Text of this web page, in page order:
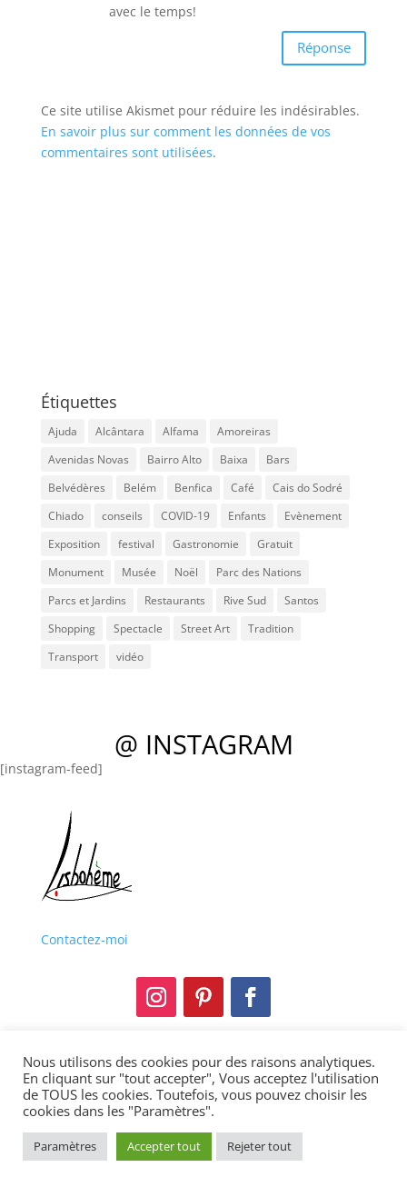
avec le temps!
Réponse
Ce site utilise Akismet pour réduire les indésirables.
En savoir plus sur comment les données de vos
commentaires sont utilisées.
Étiquettes
Ajuda Alcântara Alfama
Amoreiras
Avenidas Novas
Bairro Alto Baixa
Bars
Belvédères
Belém Benfica Café
Cais do Sodré
Chiado
conseils COVID-19 Enfants
Evènement
Exposition
festival Gastronomie
Gratuit
Monument
Musée Noël
Parc des Nations
Parcs et Jardins
Restaurants Rive Sud
Santos
Shopping
Spectacle Street Art
Tradition
Transport
vidéo
@ INSTAGRAM
[instagram-feed]
Contactez-moi
Mentions légales
Politique de confidentialité
Copyright © 2013-2021 Lisbohème. Tous droits
réservés
Nous utilisons des cookies pour des raisons analytiques.
En cliquant sur "tout accepter", Vous acceptez l'utilisation
de TOUS les cookies. Toutefois, vous pouvez choisir les
cookies dans les "Paramètres".
Paramètres Accepter tout Rejeter tout